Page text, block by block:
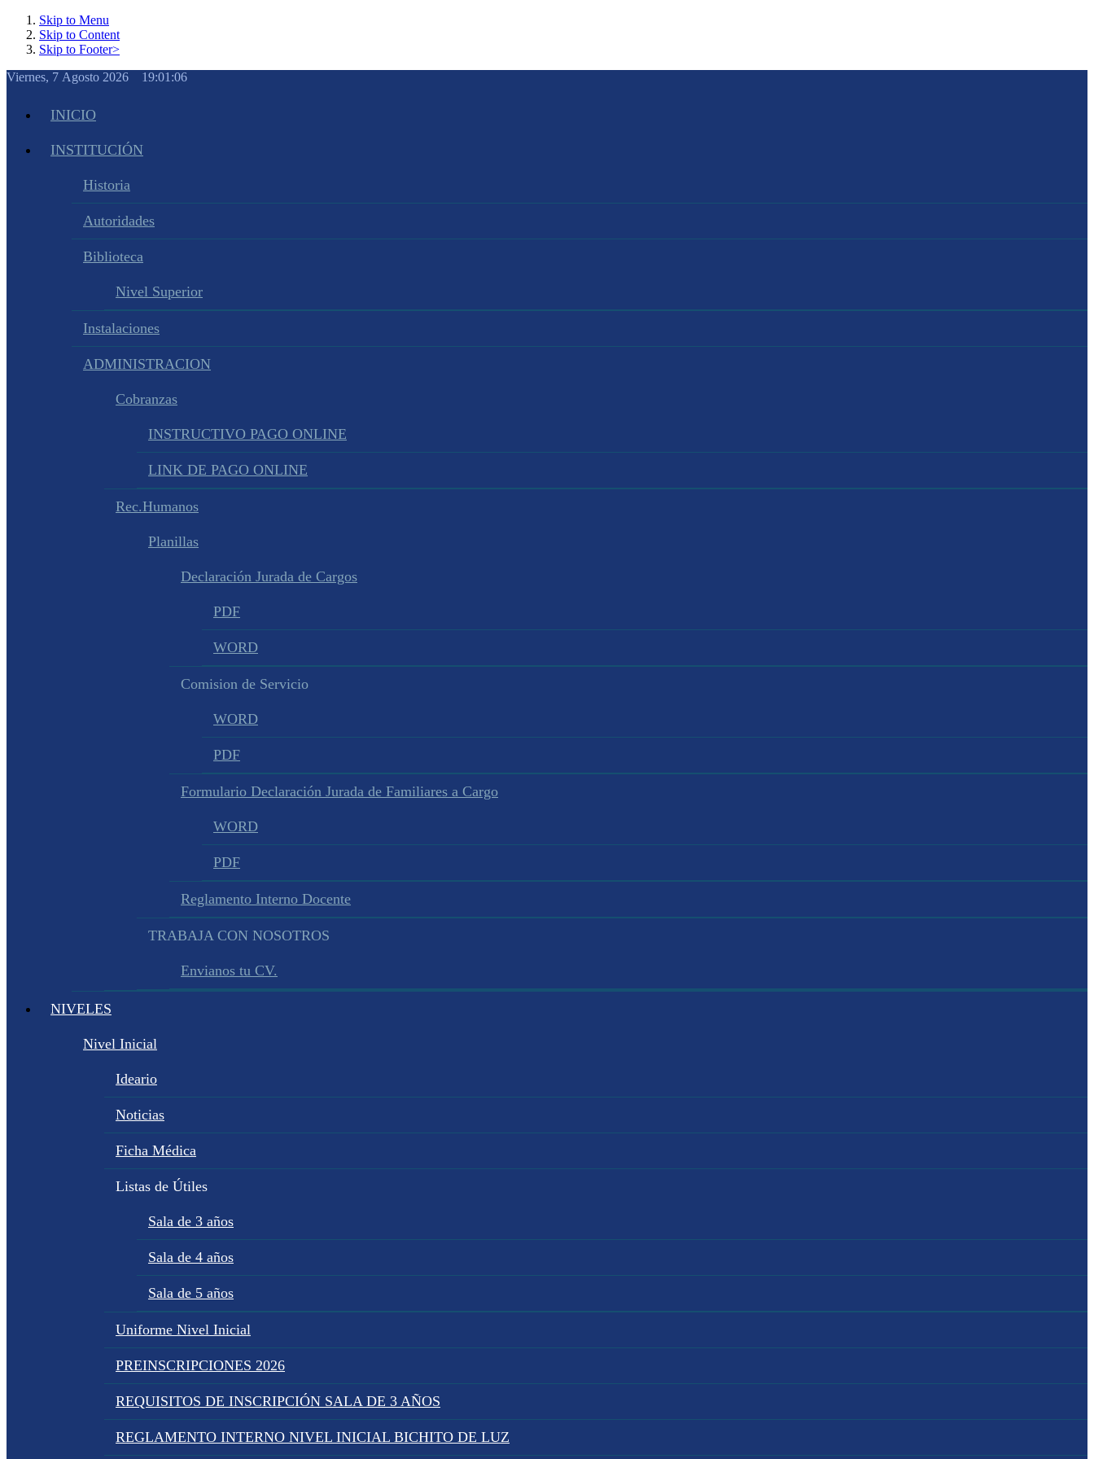
Skip to Menu
Skip to Content
Skip to Footer>
Viernes, 7 Agosto 2026 19:01:07
INICIO
INSTITUCIÓN
Historia
Autoridades
Biblioteca
Nivel Superior
Instalaciones
ADMINISTRACION
Cobranzas
INSTRUCTIVO PAGO ONLINE
LINK DE PAGO ONLINE
Rec.Humanos
Planillas
Declaración Jurada de Cargos
PDF
WORD
Comision de Servicio
WORD
PDF
Formulario Declaración Jurada de Familiares a Cargo
WORD
PDF
Reglamento Interno Docente
TRABAJA CON NOSOTROS
Envianos tu CV.
NIVELES
Nivel Inicial
Ideario
Noticias
Ficha Médica
Listas de Útiles
Sala de 3 años
Sala de 4 años
Sala de 5 años
Uniforme Nivel Inicial
PREINSCRIPCIONES 2026
REQUISITOS DE INSCRIPCIÓN SALA DE 3 AÑOS
REGLAMENTO INTERNO NIVEL INICIAL BICHITO DE LUZ